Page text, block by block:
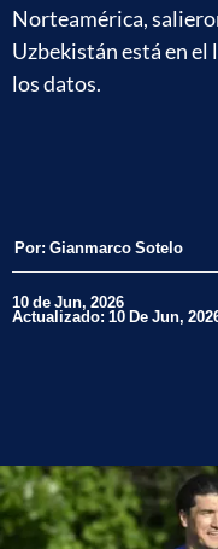
Norteamérica,
Uzbekistán está en el
los datos.
Por: Gianmarco Sotelo
10 de Jun, 2026
Actualizado: 10 De Jun,